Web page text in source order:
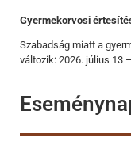
Gyermekorvosi
Szabadság miatt a
változik: 2026. július 13 –